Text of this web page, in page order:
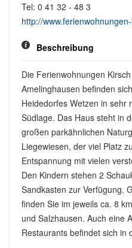
Tel: 0 41 32 - 48 3
http://
Beschreibung
Die Ferienwohnungen
Amelinghausen befinden
Heidedorfes Wetzen in sehr
Südlage. Das Haus steht in
großen parkähnlichen
Liegewiesen, der viel Platz
Entspannung mit vielen
Den Kindern stehen 2
Sandkasten zur Verfügung.
finden Sie im jeweils ca. 8
und Salzhausen. Auch eine
Restaurants befindet sich in